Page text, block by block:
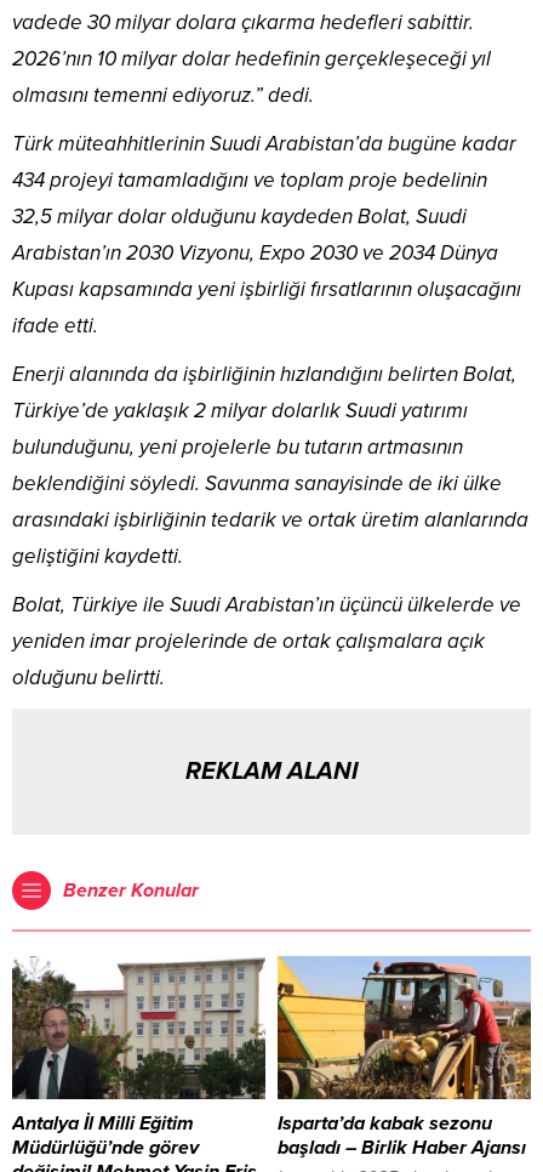
vadede 30 milyar dolara çıkarma hedefleri sabittir.
2026’nın 10 milyar dolar hedefinin gerçekleşeceği yıl
olmasını temenni ediyoruz.” dedi.
Türk müteahhitlerinin Suudi Arabistan’da bugüne kadar
434 projeyi tamamladığını ve toplam proje bedelinin
32,5 milyar dolar olduğunu kaydeden Bolat, Suudi
Arabistan’ın 2030 Vizyonu, Expo 2030 ve 2034 Dünya
Kupası kapsamında yeni işbirliği fırsatlarının oluşacağını
ifade etti.
Enerji alanında da işbirliğinin hızlandığını belirten Bolat,
Türkiye’de yaklaşık 2 milyar dolarlık Suudi yatırımı
bulunduğunu, yeni projelerle bu tutarın artmasının
beklendiğini söyledi. Savunma sanayisinde de iki ülke
arasındaki işbirliğinin tedarik ve ortak üretim alanlarında
geliştiğini kaydetti.
Bolat, Türkiye ile Suudi Arabistan’ın üçüncü ülkelerde ve
yeniden imar projelerinde de ortak çalışmalara açık
olduğunu belirtti.
REKLAM ALANI
Benzer Konular
Antalya İl Milli Eğitim
Müdürlüğü’nde görev
Isparta’da kabak sezonu
başladı – Birlik Haber Ajansı